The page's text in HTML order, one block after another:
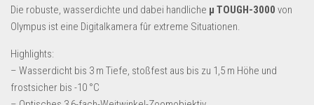
Münzen
Spielzeug & Games
Schuhe & Accessoires
Sport & Freizeit
Die robuste, wasserdichte und dabei handliche µ TOUGH-3000 von
Olympus ist eine Digitalkamera fûr extreme Situationen.
Highlights:
– Wasserdicht bis 3 m Tiefe, stoßfest aus bis zu 1,5 m Höhe und
frostsicher bis -10 °C